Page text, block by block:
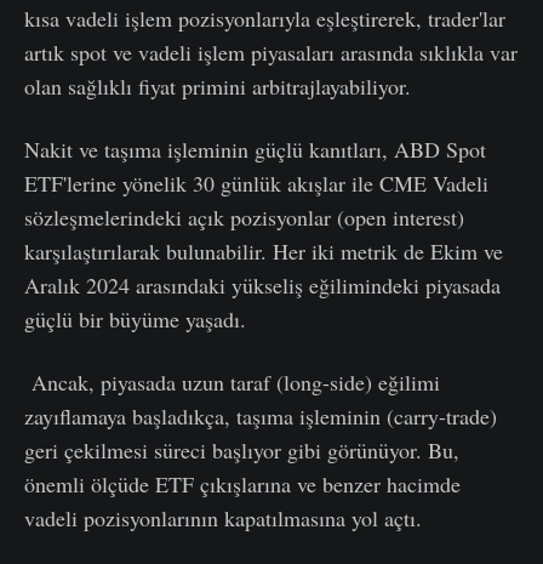
kısa vadeli işlem pozisyonlarıyla eşleştirerek, trader'lar
artık spot ve vadeli işlem piyasaları arasında sıklıkla var
olan sağlıklı fiyat primini arbitrajlayabiliyor.
Nakit ve taşıma işleminin güçlü kanıtları, ABD Spot
ETF'lerine yönelik 30 günlük akışlar ile CME Vadeli
sözleşmelerindeki açık pozisyonlar (open interest)
karşılaştırılarak bulunabilir. Her iki metrik de Ekim ve
Aralık 2024 arasındaki yükseliş eğilimindeki piyasada
güçlü bir büyüme yaşadı.
Ancak, piyasada uzun taraf (long-side) eğilimi
zayıflamaya başladıkça, taşıma işleminin (carry-trade)
geri çekilmesi süreci başlıyor gibi görünüyor. Bu,
önemli ölçüde ETF çıkışlarına ve benzer hacimde
vadeli pozisyonlarının kapatılmasına yol açtı.